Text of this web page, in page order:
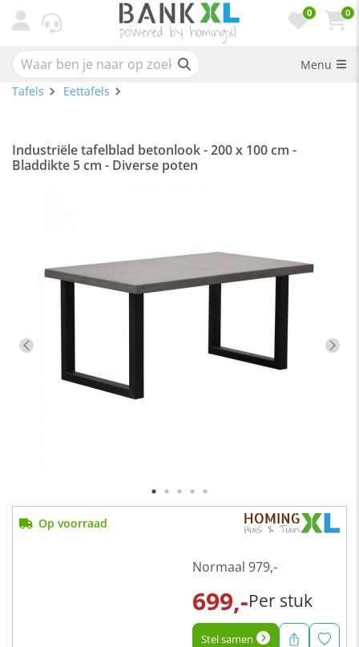
0 0
Menu
Tafels
Eettafels
Industriële tafelblad betonlook - 200 x 100 cm -
Bladdikte 5 cm - Diverse poten
Op voorraad
Normaal 979,-
699,-Per stuk
Stel samen